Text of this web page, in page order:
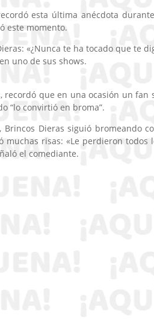
esta última anécdota
este momento.
«¿Nunca te ha tocado que te
uno de sus shows.
recordó que en una ocasión un
“lo convirtió en broma”.
Dieras siguió bromeando
risas: «Le perdieron todos
el comediante.